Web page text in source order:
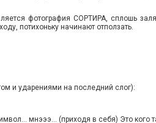
фотография СОРТИРА, сплошь
потихоньку начинают отползать.
и ударениями на последний слог):
мнэээ… (приходя в себя) Это кого